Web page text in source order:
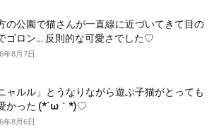
の公園で猫さんが一直線に近づいてきて目の
ゴロン… 反則的な可愛さでした♡
年8月7日
ニャルル」とうなりながら遊ぶ子猫がとっても
かった (*´ω｀*)♡
年8月6日